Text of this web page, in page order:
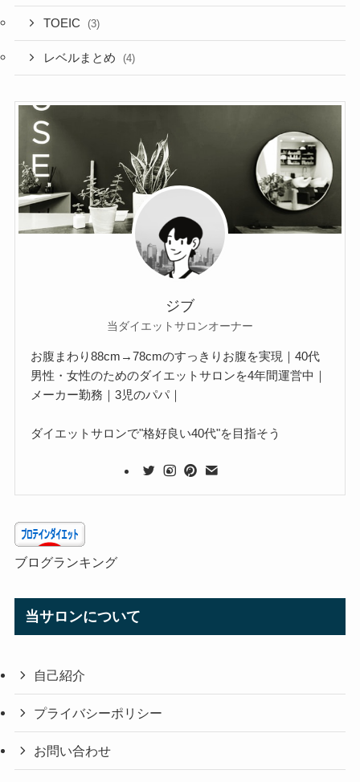
TOEIC (3)
レベルまとめ (4)
ジブ
当ダイエットサロンオーナー
お腹まわり88cm→78cmのすっきりお腹を実現｜40代
男性・女性のためのダイエットサロンを4年間運営中｜
メーカー勤務｜3児のパパ｜
ダイエットサロンで"格好良い40代"を目指そう
ブログランキング
当サロンについて
自己紹介
プライバシーポリシー
お問い合わせ